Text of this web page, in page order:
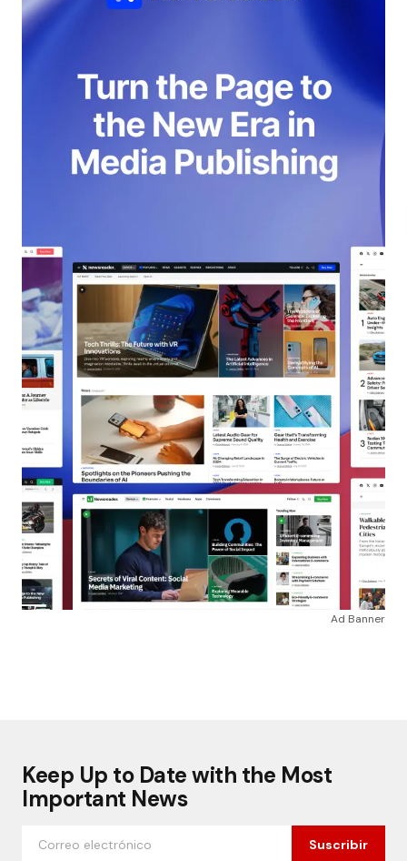
Ad Banner
Keep Up to Date with the Most
Important News
Suscribir